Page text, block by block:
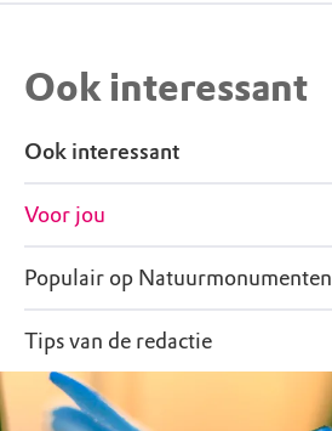
Ook interessant
Ook interessant
Voor jou
Populair op Natuurmonumenten
Tips van de redactie